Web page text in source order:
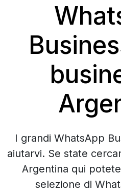
I grandi WhatsApp
aiutarvi. Se state
Argentina qui
selezione di